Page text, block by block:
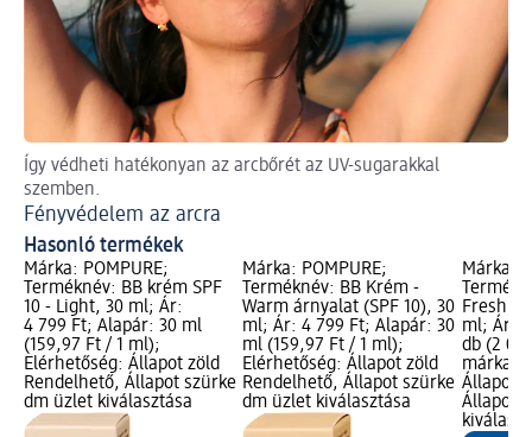
Így védheti hatékonyan az arcbőrét az UV-sugarakkal
szemben.
Fényvédelem az arcra
Hasonló termékek
Márka: POMPURE;
Terméknév: BB krém SPF
10 - Light, 30 ml; Ár:
4 799 Ft; Alapár: 30 ml
(159,97 Ft / 1 ml);
Elérhetőség: Állapot zöld
Rendelhető, Állapot szürke
dm üzlet kiválasztása
Márka: POMPURE;
Terméknév: BB Krém -
Warm árnyalat (SPF 10), 30
ml; Ár: 4 799 Ft; Alapár: 30
ml (159,97 Ft / 1 ml);
Elérhetőség: Állapot zöld
Rendelhető, Állapot szürke
dm üzlet kiválasztása
Márka:
Fresh &
ml; Ár:
db (2
márka
Állapot
Állapot